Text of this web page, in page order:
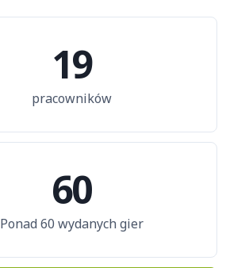
19
pracowników
60
Ponad 60 wydanych gier